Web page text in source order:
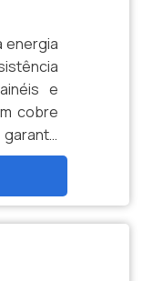
energia
e
cobre
técnica